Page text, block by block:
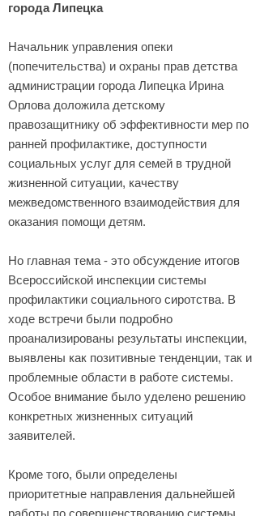
города Липецка
Начальник управления опеки
(попечительства) и охраны прав детства
администрации города Липецка Ирина
Орлова доложила детскому
правозащитнику об эффективности мер по
ранней профилактике, доступности
социальных услуг для семей в трудной
жизненной ситуации, качеству
межведомственного взаимодействия для
оказания помощи детям.
Но главная тема - это обсуждение итогов
Всероссийской инспекции системы
профилактики социального сиротства. В
ходе встречи были подробно
проанализированы результаты инспекции,
выявлены как позитивные тенденции, так и
проблемные области в работе системы.
Особое внимание было уделено решению
конкретных жизненных ситуаций
заявителей.
Кроме того, были определены
приоритетные направления дальнейшей
работы по совершенствованию системы